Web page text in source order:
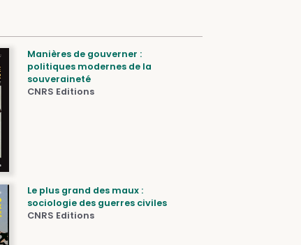
Manières de gouverner :
politiques modernes de la
souveraineté
CNRS Editions
Le plus grand des maux :
sociologie des guerres civiles
CNRS Editions